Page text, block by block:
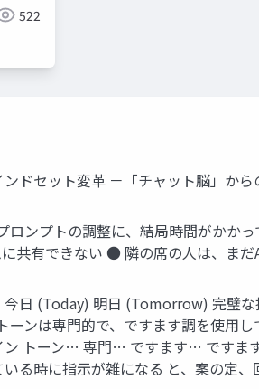
522
ドセット変革 －「チャット脳」か
ンプトの調整に、結局時間がかか
共有できない ● 隣の席の人は、ま
日 (Today) 明日 (Tomorrow) 完璧
ンは専門的で、ですます調を使用
トーン… 専門… ですます… ですま
る時に指示が雑になる と、案の定